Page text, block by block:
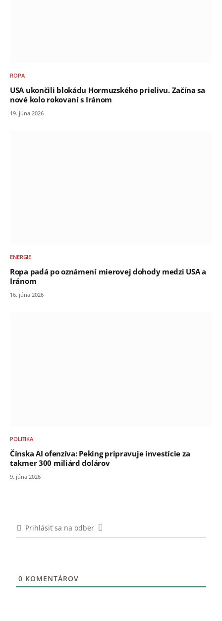
ROPA
USA ukončili blokádu Hormuzského prielivu. Začína sa
nové kolo rokovaní s Iránom
19. júna 2026
ENERGIE
Ropa padá po oznámení mierovej dohody medzi USA a
Iránom
16. júna 2026
POLITIKA
Čínska AI ofenzíva: Peking pripravuje investície za
takmer 300 miliárd dolárov
9. júna 2026
Prihlásiť sa na odber
0 KOMENTÁROV